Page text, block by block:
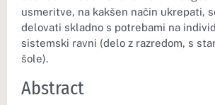
usmeritve, na kakšen način ukrepati,
delovati skladno s potrebami na
sistemski ravni (delo z razredom, s
šole).
Abstract